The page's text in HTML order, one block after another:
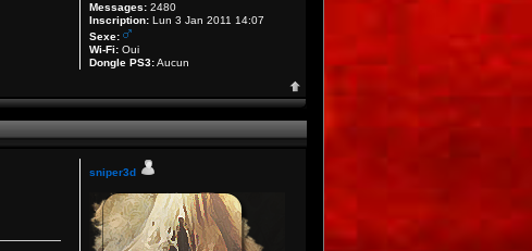
Messages: 2480
Inscription: Lun 3 Jan 2011 14:07
Sexe:
Wi-Fi: Oui
Dongle PS3:Aucun
sniper3d